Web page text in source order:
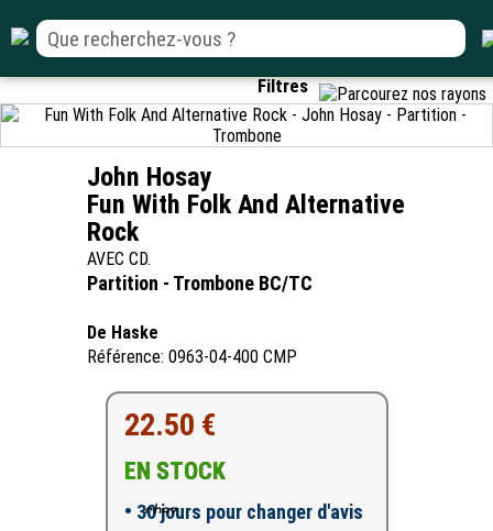
Filtres
John Hosay
Fun With Folk And Alternative
Rock
AVEC CD.
Partition - Trombone BC/TC
De Haske
Référence: 0963-04-400 CMP
22.50 €
EN STOCK
• 30 jours pour changer d'avis